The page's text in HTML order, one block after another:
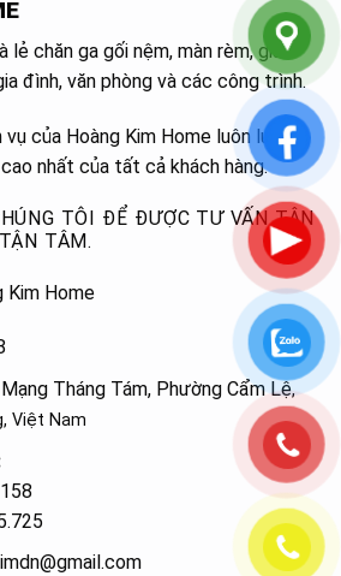
lẻ chăn ga gối nệm, màn rèm, giàn
đình, văn phòng và các công trình.
của Hoàng Kim Home luôn luôn
nhất của tất cả khách hàng.
TÔI ĐỂ ĐƯỢC TƯ VẤN TẬN
TÂM.
Kim Home
Tháng Tám, Phường Cẩm Lệ,
Việt Nam